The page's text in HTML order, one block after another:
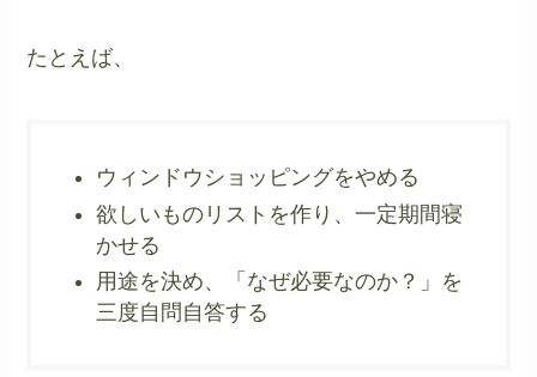
たとえば、
ウィンドウショッピングをやめる
欲しいものリストを作り、一定期間寝
かせる
用途を決め、「なぜ必要なのか？」を
三度自問自答する